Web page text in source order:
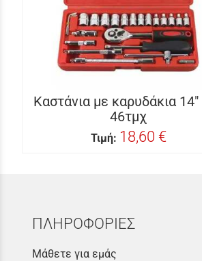
Καστάνια με καρυδάκια
46τμχ
Τιμή: 18,60 €
ΠΛΗΡΟΦΟΡΙΕΣ
Μάθετε για εμάς